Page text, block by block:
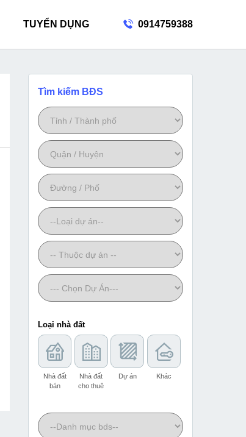
TUYỂN DỤNG 0914759388
Tìm kiếm BĐS
Loại nhà đất
Nhà đất
bán
Nhà đất
cho thuê
Dự án Khác